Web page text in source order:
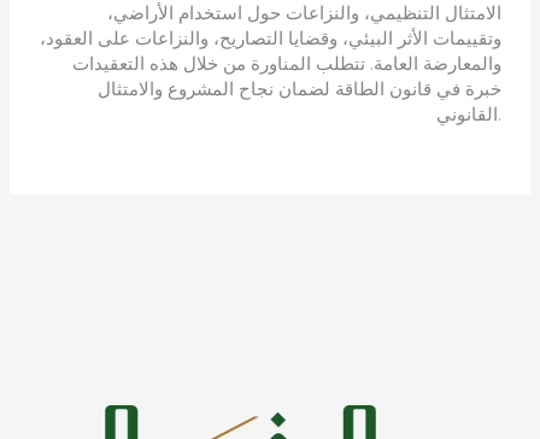
الامتثال التنظيمي، والنزاعات حول استخدام الأراضي،
وتقييمات الأثر البيئي، وقضايا التصاريح، والنزاعات على العقود،
والمعارضة العامة. تتطلب المناورة من خلال هذه التعقيدات
خبرة في قانون الطاقة لضمان نجاح المشروع والامتثال
القانوني.